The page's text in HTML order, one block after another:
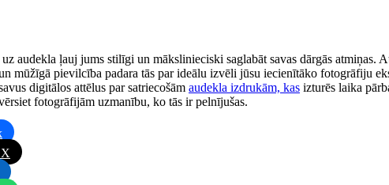
audekla ļauj jums stilīgi un mākslinieciski saglabāt savas dārgās atmiņas.
mūžīgā pievilcība padara tās par ideālu izvēli jūsu iecienītāko fotogrāfiju
digitālos attēlus par satriecošām audekla izdrukām, kas izturēs laika
fotogrāfijām uzmanību, ko tās ir pelnījušas.
X